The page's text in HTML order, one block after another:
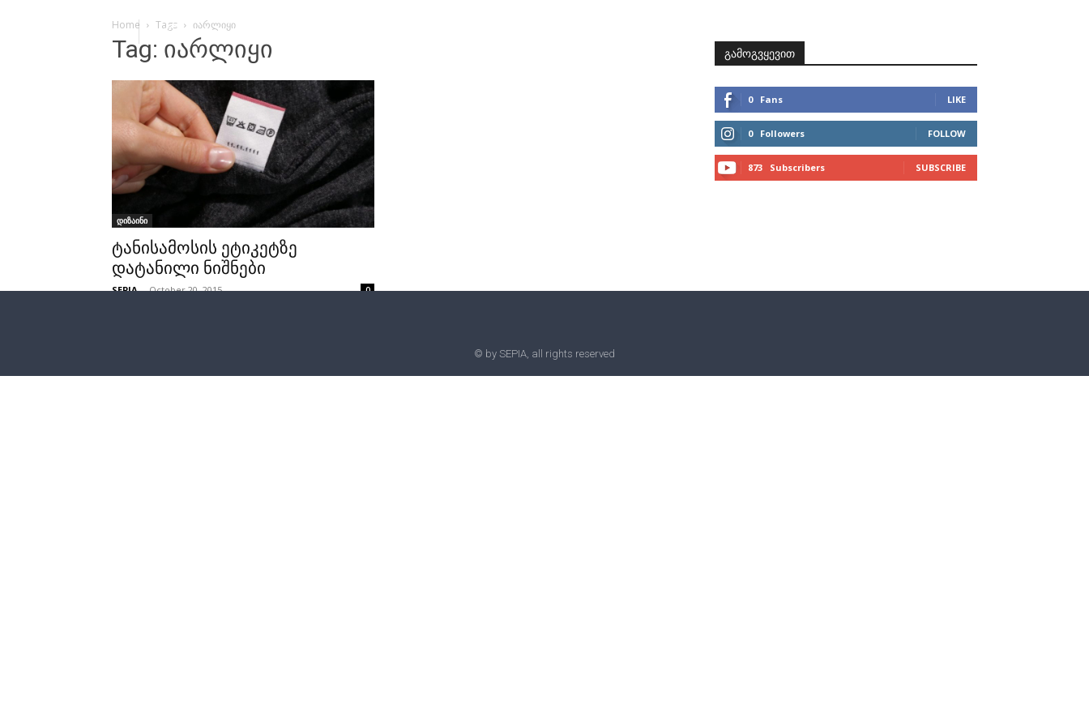
Home Tags იარლიყი
Tag: იარლიყი
დიზაინი
ტანისამოსის ეტიკეტზე
დატანილი ნიშნები
SEPIA - October 20, 2015 0
გამოგვყევით
0 Fans LIKE
0 Followers FOLLOW
873 Subscribers SUBSCRIBE
© by SEPIA, all rights reserved